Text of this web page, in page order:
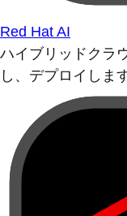
Red Hat AI
ハイブリッドクラ
し、デプロイします